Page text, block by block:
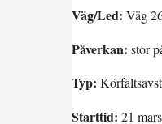
Väg/Led: Väg
Påverkan: stor
Typ:
Starttid: 21